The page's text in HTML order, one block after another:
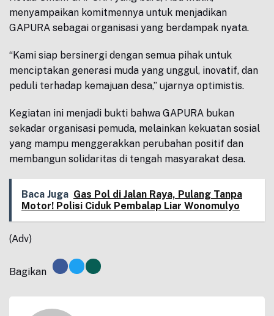
menyampaikan komitmennya untuk menjadikan
GAPURA sebagai organisasi yang berdampak nyata.
“Kami siap bersinergi dengan semua pihak untuk
menciptakan generasi muda yang unggul, inovatif, dan
peduli terhadap kemajuan desa,” ujarnya optimistis.
Kegiatan ini menjadi bukti bahwa GAPURA bukan
sekadar organisasi pemuda, melainkan kekuatan sosial
yang mampu menggerakkan perubahan positif dan
membangun solidaritas di tengah masyarakat desa.
Baca Juga Gas Pol di Jalan Raya, Pulang Tanpa
Motor! Polisi Ciduk Pembalap Liar Wonomulyo
(Adv)
Bagikan